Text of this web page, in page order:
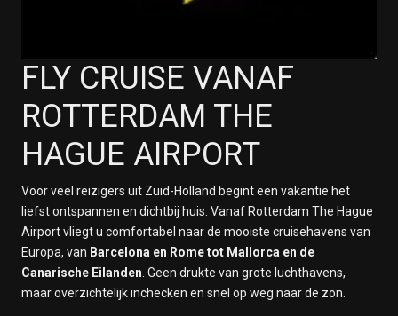
FLY CRUISE VANAF
ROTTERDAM THE
HAGUE AIRPORT
Voor veel reizigers uit Zuid-Holland begint een vakantie het
liefst ontspannen en dichtbij huis. Vanaf Rotterdam The Hague
Airport vliegt u comfortabel naar de mooiste cruisehavens van
Europa, van Barcelona en Rome tot Mallorca en de
Canarische Eilanden . Geen drukte van grote luchthavens,
maar overzichtelijk inchecken en snel op weg naar de zon.